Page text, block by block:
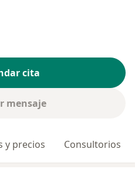
cita
mensaje
y precios Consultorios